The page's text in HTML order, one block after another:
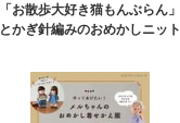
「お散歩大好き猫もんぶらん」
とかぎ針編みのおめかしニット